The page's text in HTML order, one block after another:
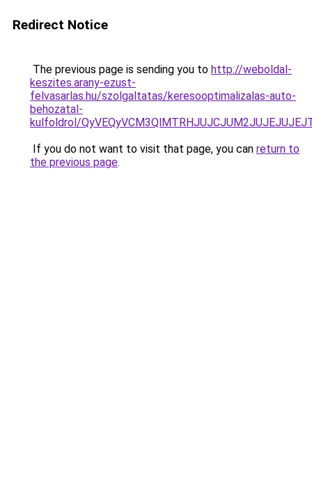
Redirect Notice
The previous page is sending you to http://weboldal-
keszites.arany-ezust-
felvasarlas.hu/szolgaltatas/keresooptimalizalas-auto-
behozatal-
kulfoldrol/
If you do not want to visit that page, you can return to
the previous page.